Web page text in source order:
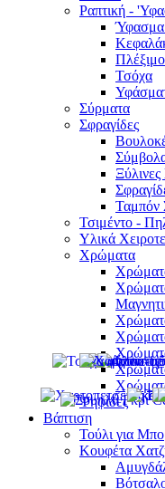
Ραπτική -
Ύφασμα
Πλέξιμο
Τσόχα
Σύρματα
Σφραγίδες
Ξύλινες
Ταμπόν
Τσιμέντο -
Υλικά
Χρώματα
Ψηφίδες
Βάπτιση
Τούλι για
Κουφέτα